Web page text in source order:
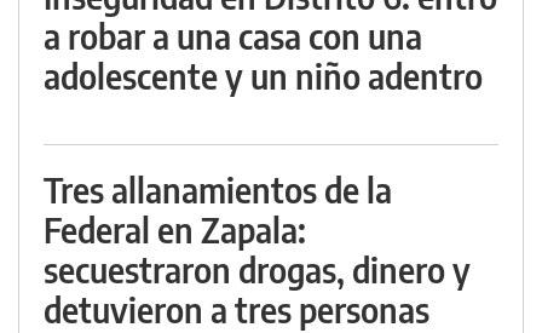
a robar a una casa con una
adolescente y un niño adentro
Tres allanamientos de la
Federal en Zapala:
secuestraron drogas, dinero y
detuvieron a tres personas